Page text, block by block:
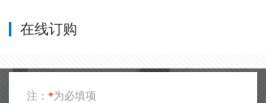
在线订购
注： *为必填项